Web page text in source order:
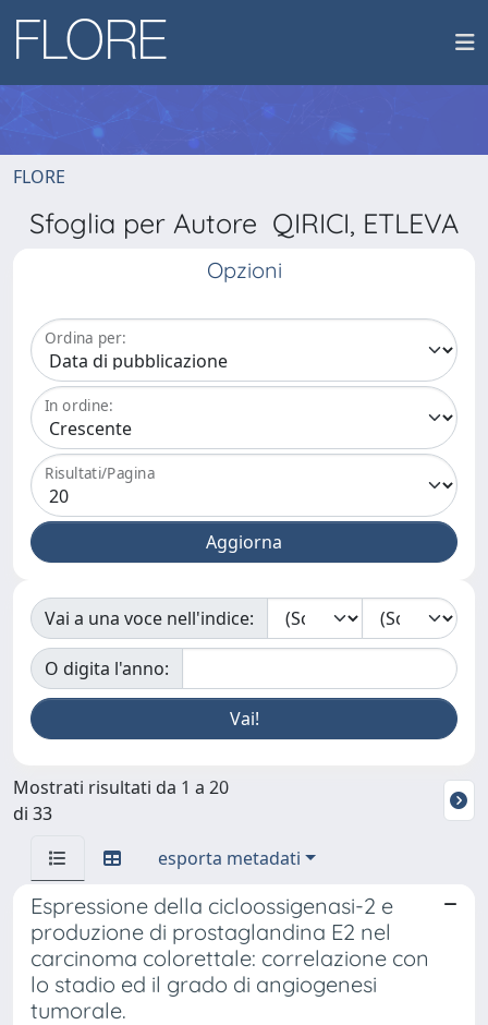
FLORE
Sfoglia per Autore QIRICI, ETLEVA
Opzioni
Ordina per:
In ordine:
Risultati/Pagina
Vai a una voce nell'indice:
O digita l'anno:
Mostrati risultati da 1 a 20
di 33
esporta metadati
Espressione della cicloossigenasi-2 e
produzione di prostaglandina E2 nel
carcinoma colorettale: correlazione con
lo stadio ed il grado di angiogenesi
tumorale.